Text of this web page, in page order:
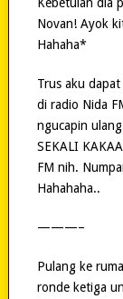
Novan! Ayok
Hahaha*
Trus aku
di radio Nida
ngucapin
SEKALI
FM nih.
Hahahaha..
———–
Pulang ke
ronde ketiga